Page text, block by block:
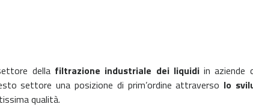
della filtrazione industriale dei liquidiin aziende
settore una posizione di prim’ordine attraverso lo
qualità.